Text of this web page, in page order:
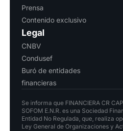
Prensa
Contenido exclusivo
Legal
CNBV
Condusef
Buró de entidades
financieras
Se informa que FINANCIERA CR
SOFOM E.N.R. es una Sociedad
Entidad No Regulada, que, realiza
Ley General de Organizaciones y